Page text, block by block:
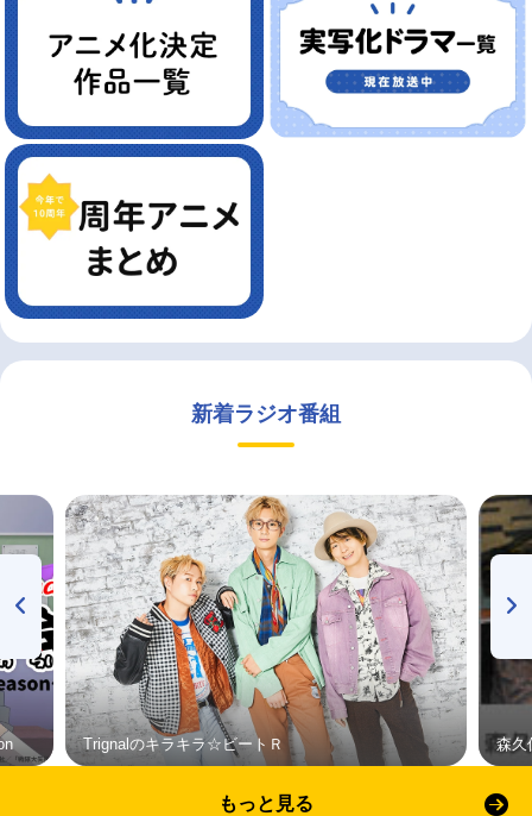
新着ラジオ番組
Trignalのキラキラ☆ビートＲ 森久
もっと見る